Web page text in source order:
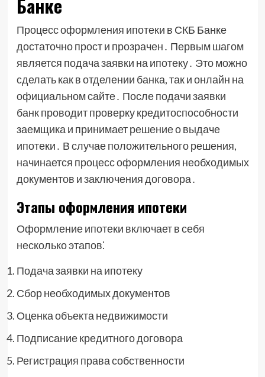
Банке
Процесс оформления ипотеки в СКБ Банке
достаточно прост и прозрачен․ Первым шагом
является подача заявки на ипотеку․ Это можно
сделать как в отделении банка, так и онлайн на
официальном сайте․ После подачи заявки
банк проводит проверку кредитоспособности
заемщика и принимает решение о выдаче
ипотеки․ В случае положительного решения,
начинается процесс оформления необходимых
документов и заключения договора․
Этапы оформления ипотеки
Оформление ипотеки включает в себя
несколько этапов⁚
Подача заявки на ипотеку
Сбор необходимых документов
Оценка объекта недвижимости
Подписание кредитного договора
Регистрация права собственности